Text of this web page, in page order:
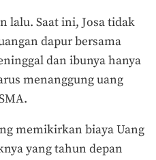
lalu. Saat ini, Josa tidak
dapur bersama
dan ibunya hanya
menanggung uang
memikirkan biaya Uang
yang tahun depan